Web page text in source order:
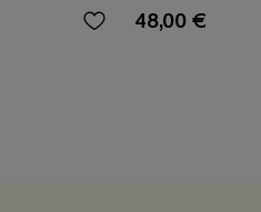
48,00 €